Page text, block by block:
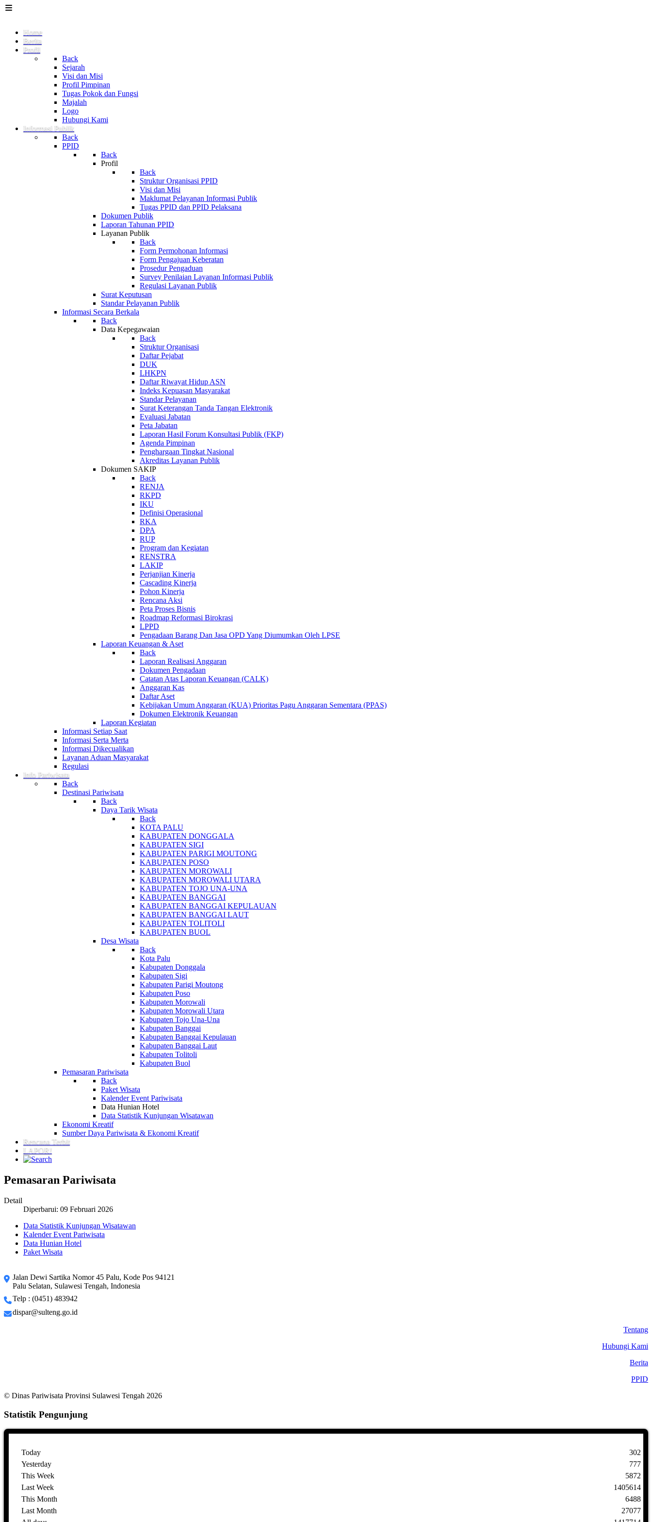
Home
Berita
Profil
Back
Sejarah
Visi dan Misi
Profil Pimpinan
Tugas Pokok dan Fungsi
Majalah
Logo
Hubungi Kami
Informasi Publik
Back
PPID
Back
Profil
Back
Struktur Organisasi PPID
Visi dan Misi
Maklumat Pelayanan Informasi Publik
Tugas PPID dan PPID Pelaksana
Dokumen Publik
Laporan Tahunan PPID
Layanan Publik
Back
Form Permohonan Informasi
Form Pengajuan Keberatan
Prosedur Pengaduan
Survey Penilaian Layanan Informasi Publik
Regulasi Layanan Publik
Surat Keputusan
Standar Pelayanan Publik
Informasi Secara Berkala
Back
Data Kepegawaian
Back
Struktur Organisasi
Daftar Pejabat
DUK
LHKPN
Daftar Riwayat Hidup ASN
Indeks Kepuasan Masyarakat
Standar Pelayanan
Surat Keterangan Tanda Tangan Elektronik
Evaluasi Jabatan
Peta Jabatan
Laporan Hasil Forum Konsultasi Publik (FKP)
Agenda Pimpinan
Penghargaan Tingkat Nasional
Akreditas Layanan Publik
Dokumen SAKIP
Back
RENJA
RKPD
IKU
Definisi Operasional
RKA
DPA
RUP
Program dan Kegiatan
RENSTRA
LAKIP
Perjanjian Kinerja
Cascading Kinerja
Pohon Kinerja
Rencana Aksi
Peta Proses Bisnis
Roadmap Reformasi Birokrasi
LPPD
Pengadaan Barang Dan Jasa OPD Yang Diumumkan Oleh LPSE
Laporan Keuangan & Aset
Back
Laporan Realisasi Anggaran
Dokumen Pengadaan
Catatan Atas Laporan Keuangan (CALK)
Anggaran Kas
Daftar Aset
Kebijakan Umum Anggaran (KUA) Prioritas Pagu Anggaran Sementara (PPAS)
Dokumen Elektronik Keuangan
Laporan Kegiatan
Informasi Setiap Saat
Informasi Serta Merta
Informasi Dikecualikan
Layanan Aduan Masyarakat
Regulasi
Info Pariwisata
Back
Destinasi Pariwisata
Back
Daya Tarik Wisata
Back
KOTA PALU
KABUPATEN DONGGALA
KABUPATEN SIGI
KABUPATEN PARIGI MOUTONG
KABUPATEN POSO
KABUPATEN MOROWALI
KABUPATEN MOROWALI UTARA
KABUPATEN TOJO UNA-UNA
KABUPATEN BANGGAI
KABUPATEN BANGGAI KEPULAUAN
KABUPATEN BANGGAI LAUT
KABUPATEN TOLITOLI
KABUPATEN BUOL
Desa Wisata
Back
Kota Palu
Kabupaten Donggala
Kabupaten Sigi
Kabupaten Parigi Moutong
Kabupaten Poso
Kabupaten Morowali
Kabupaten Morowali Utara
Kabupaten Tojo Una-Una
Kabupaten Banggai
Kabupaten Banggai Kepulauan
Kabupaten Banggai Laut
Kabupaten Tolitoli
Kabupaten Buol
Pemasaran Pariwisata
Back
Paket Wisata
Kalender Event Pariwisata
Data Hunian Hotel
Data Statistik Kunjungan Wisatawan
Ekonomi Kreatif
Sumber Daya Pariwisata & Ekonomi Kreatif
Rencana Terbit
LAPOR!
Pemasaran Pariwisata
Detail
Diperbarui: 09 Februari 2026
Data Statistik Kunjungan Wisatawan
Kalender Event Pariwisata
Data Hunian Hotel
Paket Wisata
Jalan Dewi Sartika Nomor 45 Palu, Kode Pos 94121
Palu Selatan, Sulawesi Tengah, Indonesia
Telp : (0451) 483942
dispar@sulteng.go.id
Tentang
Hubungi Kami
Berita
PPID
© Dinas Pariwisata Provinsi Sulawesi Tengah 2026
Statistik Pengunjung
Today
Yesterday
This Week
Last Week
This Month
Last Month
302
777
5872
1405614
6488
27077